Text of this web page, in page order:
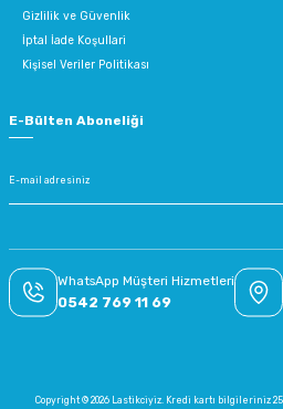
Gizlilik ve Güvenlik
İptal İade Koşullari
Kişisel Veriler Politikası
E-Bülten Aboneliği
WhatsApp Müşteri Hizmetleri
0542 769 11 69
Copyright © 2026 Lastikciyiz. Kredi kartı bilgileriniz